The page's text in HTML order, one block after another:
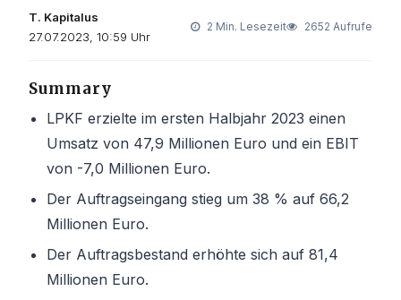
T. Kapitalus
27.07.2023, 10:59 Uhr
2 Min. Lesezeit 2652 Aufrufe
Summary
LPKF erzielte im ersten Halbjahr 2023 einen
Umsatz von 47,9 Millionen Euro und ein EBIT
von -7,0 Millionen Euro.
Der Auftragseingang stieg um 38 % auf 66,2
Millionen Euro.
Der Auftragsbestand erhöhte sich auf 81,4
Millionen Euro.